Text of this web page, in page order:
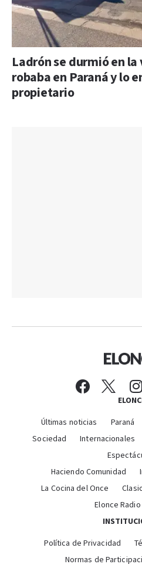
Ladrón se durmió en
robaba en Paraná y lo
propietario
Últimas noticias Paraná
Sociedad
Internacionales
Haciendo Comunidad
La Cocina del Once
Elonce
Política de Privacidad
Normas de